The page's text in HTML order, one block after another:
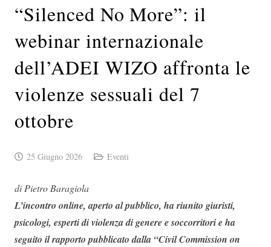
“Silenced No More”: il
webinar internazionale
dell’ADEI WIZO affronta le
violenze sessuali del 7
ottobre
25 Giugno 2026 Eventi
di Pietro Baragiola
L’incontro online, aperto al pubblico, ha riunito giuristi,
psicologi, esperti di violenza di genere e soccorritori e ha
seguito il rapporto pubblicato dalla “Civil Commission on